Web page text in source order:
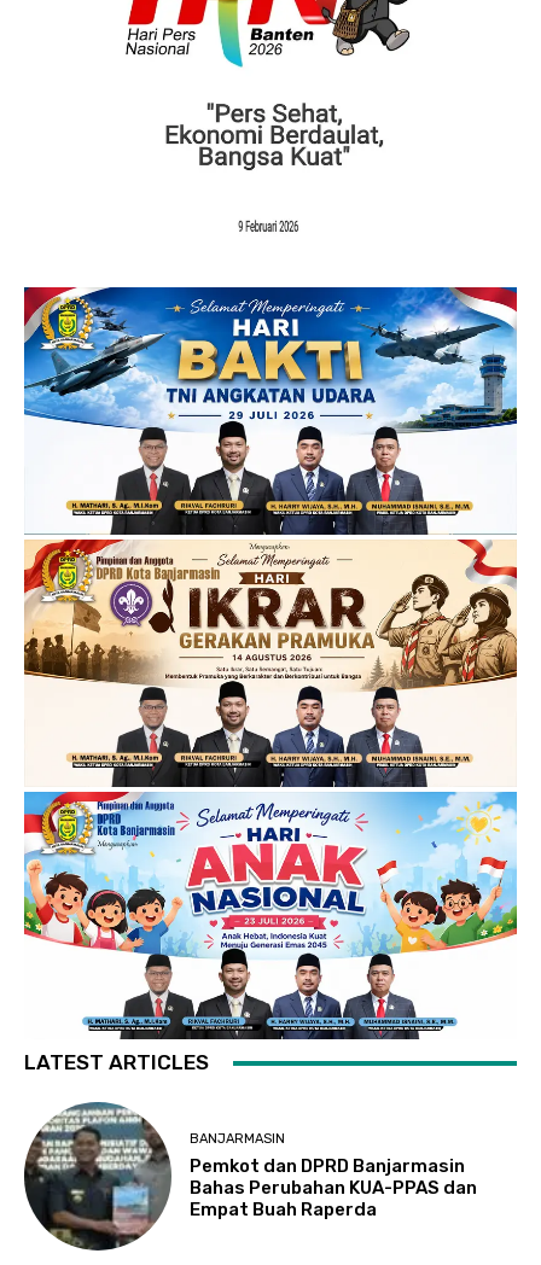
LATEST ARTICLES
BANJARMASIN
Pemkot dan DPRD Banjarmasin
Bahas Perubahan KUA-PPAS dan
Empat Buah Raperda